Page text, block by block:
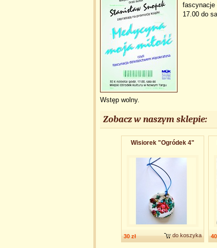
fascynacje
17.00 do
Wstęp wolny.
Zobacz w naszym sklepie:
Wisiorek "Ogródek 4"
30 zł do koszyka